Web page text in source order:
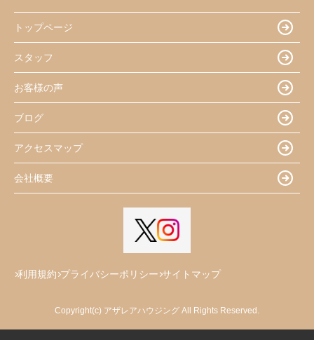
トップページ
スタッフ
お客様の声
ブログ
アクセスマップ
会社概要
利用規約 プライバシーポリシー サイトマップ
Copyright(c) アザレアハウジング All Rights Reserved.